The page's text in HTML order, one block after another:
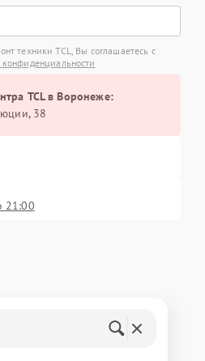
техники TCL, Вы соглашаетесь с
TCL в Воронеже:
38
21:00